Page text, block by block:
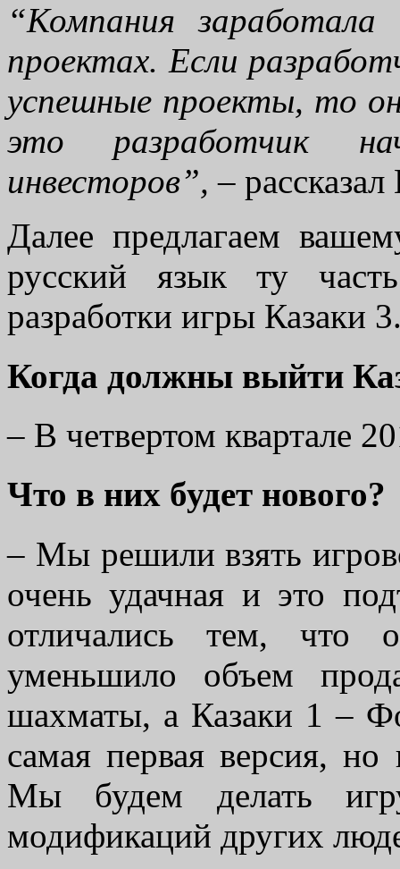
“Компания
проектах. Если
успешные проекты, то
это разработчик
инвесторов”, –
Далее предлагаем
русский язык ту
разработки игры Казаки
Когда должны выйти
– В четвертом квартале
Что в них будет нового?
– Мы решили взять
очень удачная и это
отличались тем,
уменьшило объем
шахматы, а Казаки 1 –
самая первая версия,
Мы будем делать
модификаций других